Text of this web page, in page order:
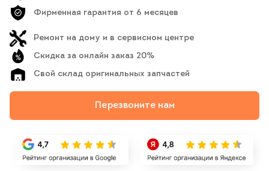
Фирменная гарантия от 6 месяцев
Ремонт на дому и в сервисном центре
Скидка за онлайн заказ 20%
Свой склад оригинальных запчастей
Перезвоните нам